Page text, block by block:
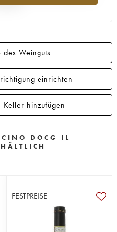
des Weinguts
einrichten
Keller hinzufügen
DOCG IL
FESTPREISE